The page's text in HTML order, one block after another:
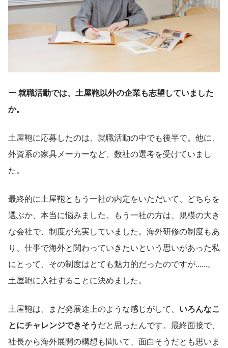
ー 就職活動では、土屋鞄以外の企業も志望していました
か。
土屋鞄に応募したのは、就職活動の中でも後半で。他に、
外資系の家具メーカーなど、数社の選考を受けていまし
た。
最終的に土屋鞄ともう一社の内定をいただいて、どちらを
選ぶか、本当に悩みました。もう一社の方は、規模の大き
な会社で、制度が充実していました。海外研修の制度もあ
り、仕事で海外と関わっていきたいという思いがあった私
にとって、その制度はとても魅力的だったのですが......。
土屋鞄に入社することに決めました。
土屋鞄は、まだ発展途上のような感じがして、 いろんなこ
とにチャレンジできそうだと思ったんです。最終面接で、
社長から海外展開の構想も聞いて、面白そうだとも思いま